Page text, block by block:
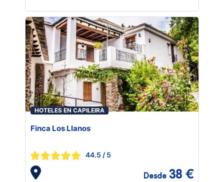
HOTELES EN CAPILEIRA
Finca Los Llanos
44.5 / 5
Desde 38 €